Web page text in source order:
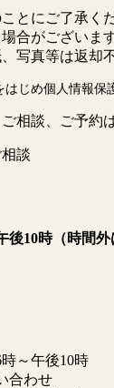
とにご了承くだ
合がございます
写真等は返却
じめ個人情報
相談、ご予約
談
10時（時間外
～午後10時
合わせ